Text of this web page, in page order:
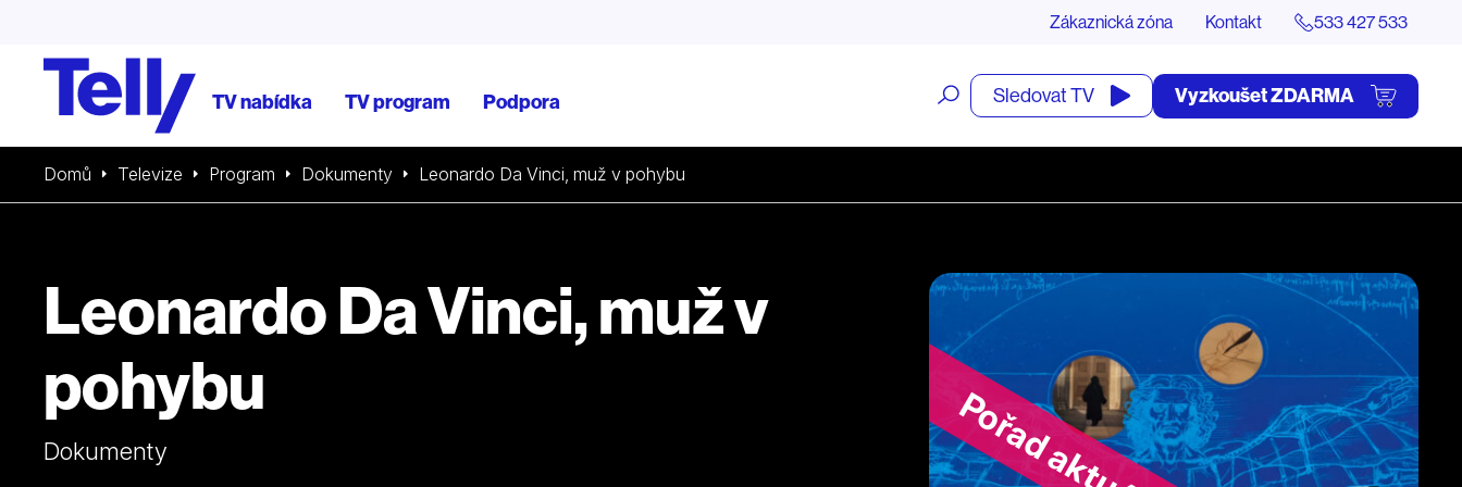
Zákaznická zóna Kontakt 533 427 533
TV nabídka TV program Podpora
Otevřít
vyhledávání
Sledovat TV Vyzkoušet ZDARMA
Domů Televize Program Dokumenty Leonardo Da Vinci, muž v pohybu
Leonardo Da Vinci, muž v
pohybu
Dokumenty